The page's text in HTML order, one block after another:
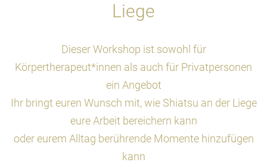
Liege
Dieser Workshop ist sowohl für
Körpertherapeut*innen als auch für Privatpersonen
ein Angebot
Ihr bringt euren Wunsch mit, wie Shiatsu an der Liege
eure Arbeit bereichern kann
oder eurem Alltag berührende Momente hinzufügen
kann